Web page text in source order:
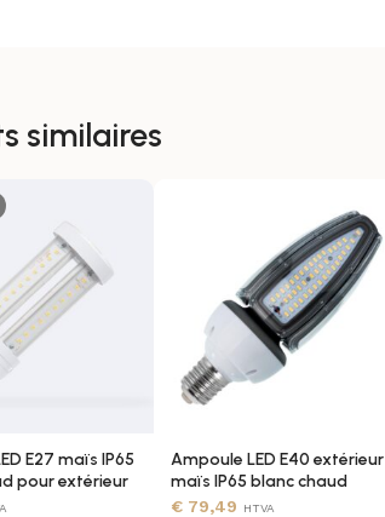
REP. CHROMATIQUE (IRC)
LUMINEUX
similaires
E27 maïs IP65
pour extérieur
Ampoule LED E40 extérieur
maïs IP65 blanc chaud
€79,49 HTVA